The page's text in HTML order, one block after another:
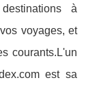
à
voyages, et
courants.L'un
est sa